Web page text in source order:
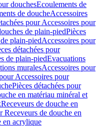
douchesEcoulements de
de doucheAccessoires
pour Accessoires pour
de plain-piedPièces
plain-piedAccessoires pour
détachées pour
de plain-piedEvacuations
muralesAccessoires pour
Accessoires pour
Pièces détachées pour
en matériau minéral et
Receveurs de douche en
Receveurs de douche en
en acrylique